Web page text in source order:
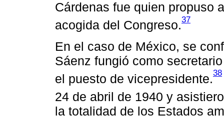
Cárdenas fue quien propuso
acogida del Congreso.37
En el caso de México, se
Sáenz fungió como
el puesto de vicepresidente.38
24 de abril de 1940 y
la totalidad de los Estados